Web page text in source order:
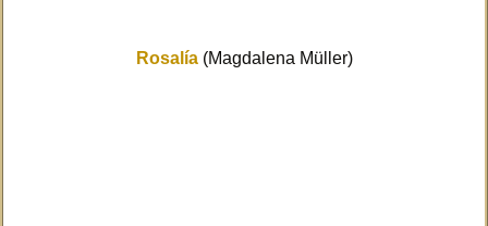
Rosalía(Magdalena Müller)